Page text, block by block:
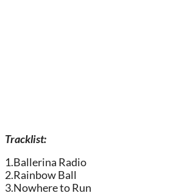
Tracklist:
1.Ballerina Radio
2.Rainbow Ball
3.Nowhere to Run